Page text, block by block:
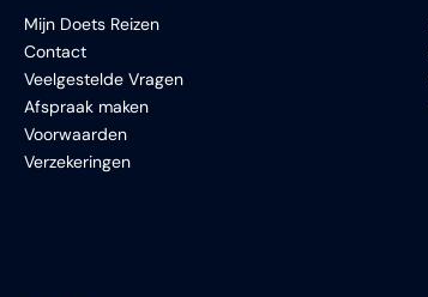
Mijn Doets Reizen
Contact
Veelgestelde Vragen
Afspraak maken
Voorwaarden
Verzekeringen